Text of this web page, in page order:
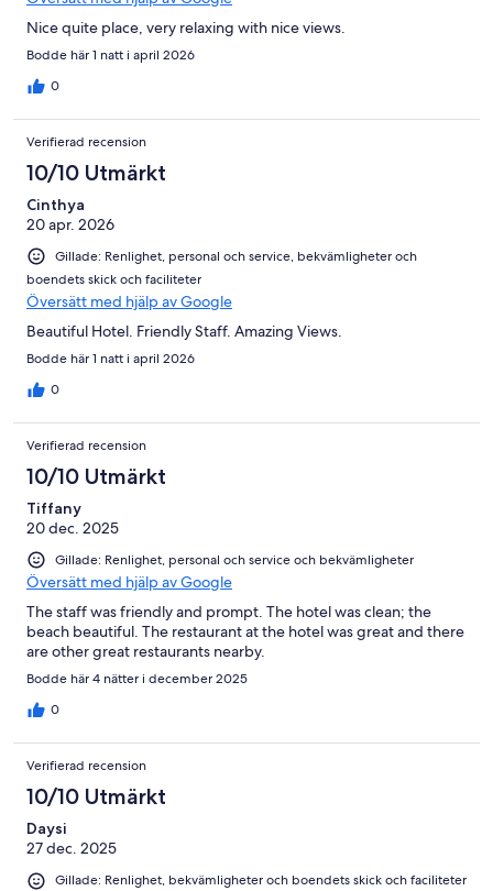
Nice quite place, very relaxing with nice views.
Bodde här 1 natt i april 2026
0
Verifierad recension
10/10 Utmärkt
Cinthya
20 apr. 2026
Gillade: Renlighet, personal och service, bekvämligheter och
boendets skick och faciliteter
Översätt med hjälp av Google
Beautiful Hotel. Friendly Staff. Amazing Views.
Bodde här 1 natt i april 2026
0
Verifierad recension
10/10 Utmärkt
Tiffany
20 dec. 2025
Gillade: Renlighet, personal och service och bekvämligheter
Översätt med hjälp av Google
The staff was friendly and prompt. The hotel was clean; the
beach beautiful. The restaurant at the hotel was great and there
are other great restaurants nearby.
Bodde här 4 nätter i december 2025
0
Verifierad recension
10/10 Utmärkt
Daysi
27 dec. 2025
Gillade: Renlighet, bekvämligheter och boendets skick och faciliteter